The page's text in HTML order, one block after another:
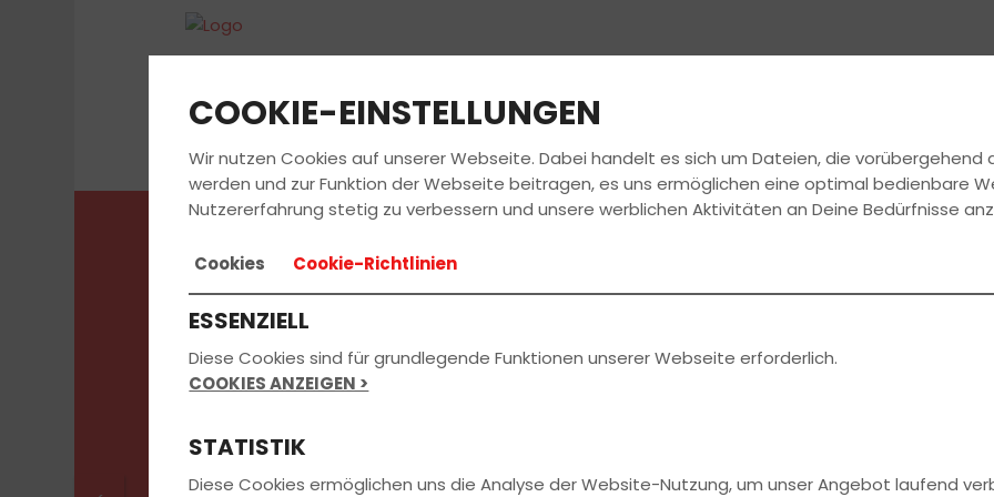
FAHRSCHULE FÜHRERSCHEIN AKTUELLES
Beratungstermin
jetzt vereinbaren!
direkt Wunschtermin buchen:
COOKIE-EINSTELLUNGEN
Wir nutzen Cookies auf unserer Webseite. Dabei handelt es sich um Dateien, die
werden und zur Funktion der Webseite beitragen, es uns ermöglichen eine optimal bedienbare
Nutzererfahrung stetig zu verbessern und unsere werblichen Aktivitäten an Deine Bedürfnisse
Cookies Cookie-Richtlinien
ESSENZIELL
Diese Cookies sind für grundlegende Funktionen unserer Webseite erforderlich.
COOKIES ANZEIGEN >
STATISTIK
Diese Cookies ermöglichen uns die Analyse der Website-Nutzung, um unser Angebot laufend